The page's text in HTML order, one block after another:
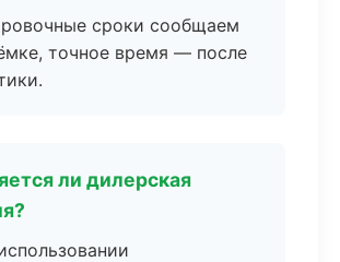
сроки сообщаем
точное время — после
ли дилерская